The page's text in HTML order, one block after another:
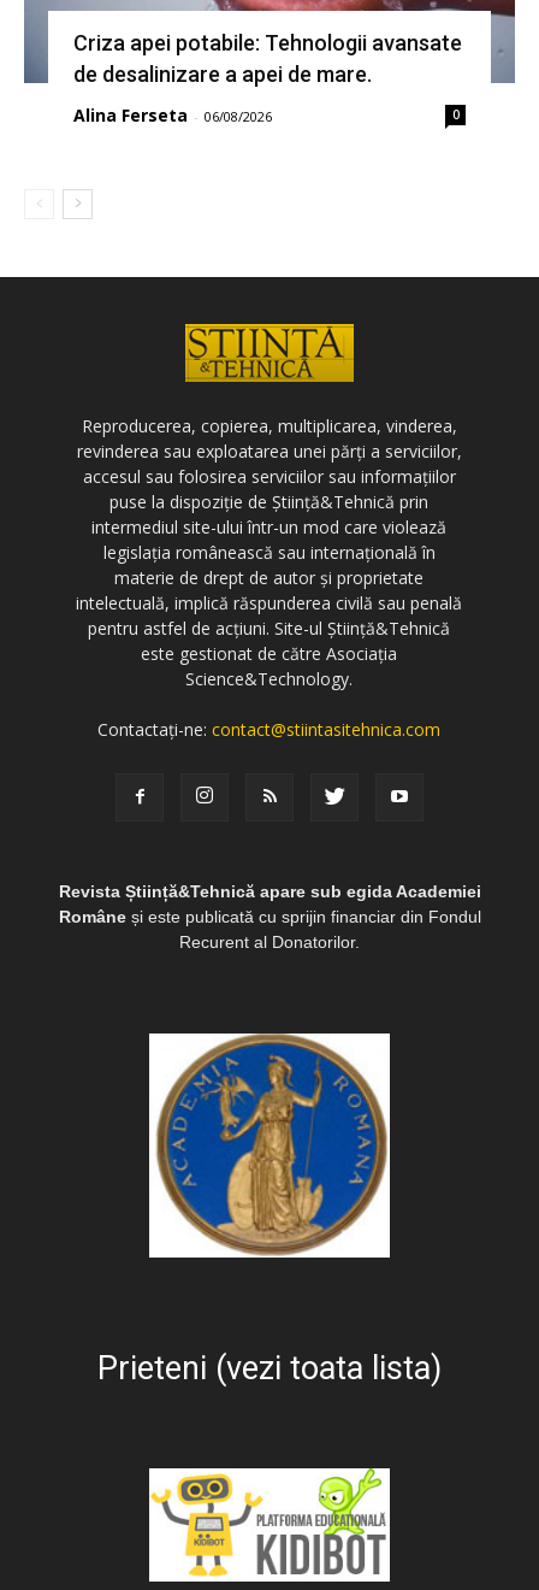
Criza apei potabile: Tehnologii avansate
de desalinizare a apei de mare.
Alina Ferseta - 06/08/2026 0
Reproducerea, copierea, multiplicarea, vinderea,
revinderea sau exploatarea unei părți a serviciilor,
accesul sau folosirea serviciilor sau informațiilor
puse la dispoziție de Știință&Tehnică prin
intermediul site-ului într-un mod care violează
legislația românească sau internațională în
materie de drept de autor și proprietate
intelectuală, implică răspunderea civilă sau penală
pentru astfel de acțiuni. Site-ul Știință&Tehnică
este gestionat de către Asociația
Science&Technology.
Contactați-ne:contact@stiintasitehnica.com
Revista Știință&Tehnică apare sub egida Academiei
Româneși este publicată cu sprijin financiar din Fondul
Recurent al Donatorilor.
Prieteni (vezi toata lista)